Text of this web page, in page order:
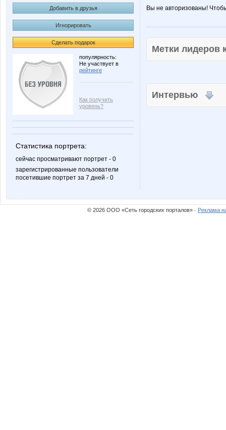
Добавить в друзья
Игнорировать
Сделать подарок
популярность:
Не участвует в
рейтинге
Как получить
уровень?
Статистика портрета:
сейчас просматривают портрет - 0
зарегистрированные пользователи
посетившие портрет за 7 дней - 0
Вы не авторизованы!
Метки
Интервью
© 2026 ООО «Сеть городских порталов» · Реклама